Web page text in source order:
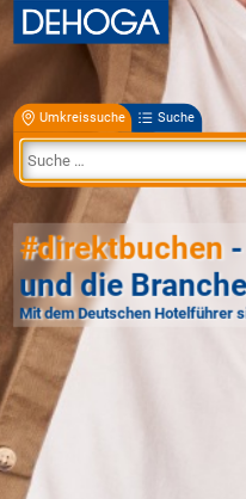
Umkreissuche Suche
#direktbuchen
und die
Mit dem Deutschen Hotelführer